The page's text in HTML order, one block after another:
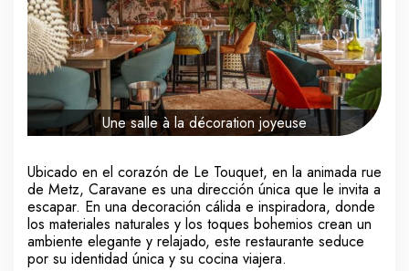
Une salle à la décoration joyeuse
Ubicado en el corazón de Le Touquet, en la animada rue
de Metz, Caravane es una dirección única que le invita a
escapar. En una decoración cálida e inspiradora, donde
los materiales naturales y los toques bohemios crean un
ambiente elegante y relajado, este restaurante seduce
por su identidad única y su cocina viajera.